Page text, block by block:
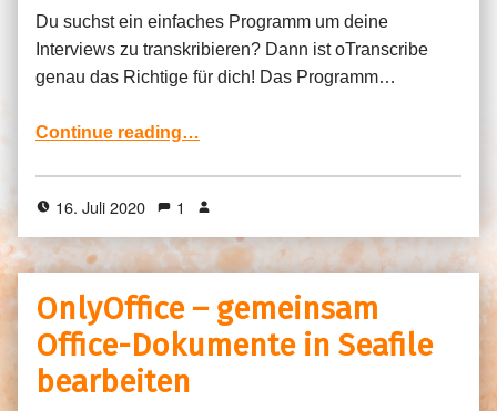
Du suchst ein einfaches Programm um deine
Interviews zu transkribieren? Dann ist oTranscribe
genau das Richtige für dich! Das Programm…
Continue reading…
16. Juli 2020 1
OnlyOffice – gemeinsam
Office-Dokumente in Seafile
bearbeiten